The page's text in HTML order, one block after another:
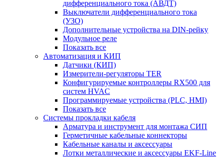
дифференциального тока (АВДТ)
Выключатели дифференциального тока
(УЗО)
Дополнительные устройства на DIN-рейку
Модульное реле
Показать все
Автоматизация и КИП
Датчики (КИП)
Измерители-регуляторы TER
Конфигурируемые контроллеры RX500 для
систем HVAC
Программируемые устройства (PLC, HMI)
Показать все
Системы прокладки кабеля
Арматура и инструмент для монтажа СИП
Герметичные кабельные коннекторы
Кабельные каналы и аксессуары
Лотки металлические и аксессуары EKF-Line